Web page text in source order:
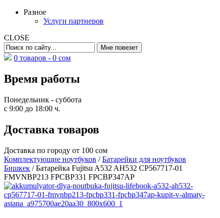
Разное
Услуги партнеров
CLOSE
0 товаров - 0 сом
Время работы
Понедельник - суббота
с 9:00 до 18:00 ч.
Доставка товаров
Доставка по городу от 100 сом
Комплектующие ноутбуков /Батарейки для ноутбуков
Бишкек / Батарейка Fujitsu A532 AH532 CP567717-01
FMVNBP213 FPCBP331 FPCBP347AP